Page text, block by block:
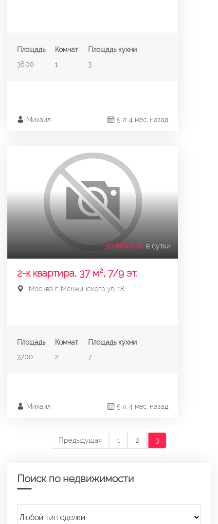
Площадь
36.00
Комнат
1
Площадь кухни
3
5 л. 4 мес. назад
Михаил
30 000 руб. в сутки
2-к квартира, 37 м², 7/9 эт.
Москва г, Менжинского ул, 18
Площадь
37.00
Комнат
2
Площадь кухни
7
5 л. 4 мес. назад
Михаил
Предыдущая 1 2 3
Поиск по недвижимости